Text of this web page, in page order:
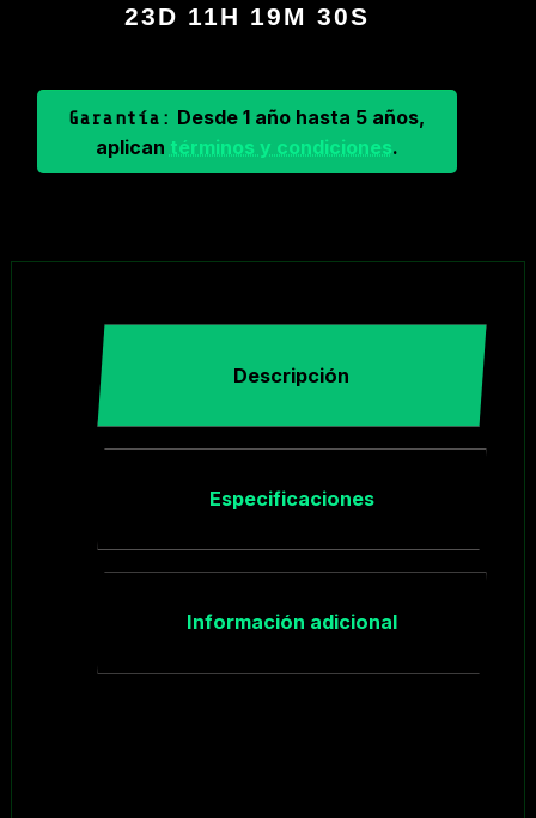
23D 11H 19M 30S
Garantía: Desde 1 año hasta 5 años,
aplican términos y condiciones.
Descripción
Especificaciones
Información adicional